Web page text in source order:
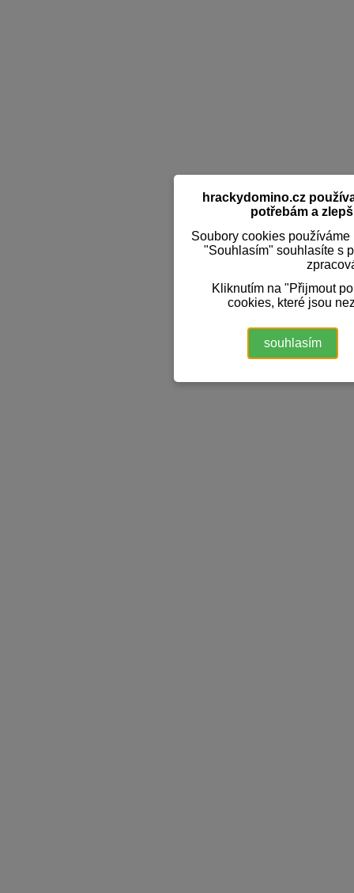
hrackydomino.cz
potřebám a
Soubory cookies
"Souhlasím" souhlasíte s
Kliknutím na "Přijmout
cookies, které jsou
souhlasím